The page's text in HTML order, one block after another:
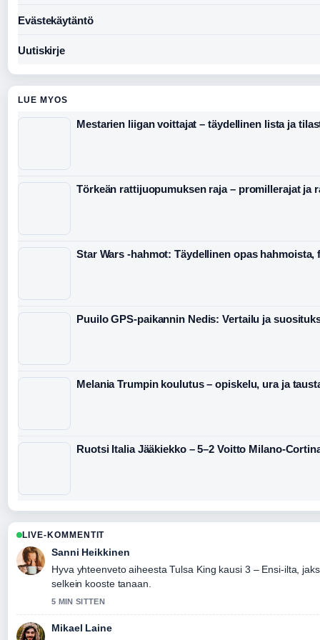
Evästekäytäntö
Uutiskirje
LUE MYOS
Mestarien liigan voittajat – täydellinen lista ja
Törkeän rattijuopumuksen raja – promillerajat ja
Star Wars -hahmot: Täydellinen opas
Puuilo GPS-paikannin Nedis: Vertailu ja
Melania Trumpin koulutus – opiskelu, ura ja
Ruotsi Italia Jääkiekko – 5–2 Voitto Milano-
LIVE-KOMMENTIT
Sanni Heikkinen
Hyva yhteenveto aiheesta Tulsa King kausi 3 – Ensi-ilta,
selkein kooste tanaan.
5 MIN SITTEN
Mikael Laine